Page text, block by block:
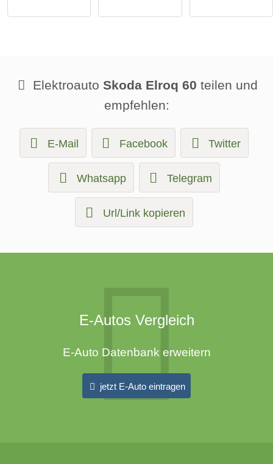
Elektroauto Skoda Elroq 60 teilen und
empfehlen:
E-Mail Facebook Twitter
Whatsapp Telegram
Url/Link kopieren
E-Autos Vergleich
E-Auto Datenbank erweitern
jetzt E-Auto eintragen